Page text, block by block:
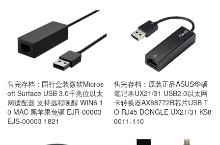
售完存档：国行盒装微软Micros
oft Surface USB 3.0千兆位以太
网适配器 支持远程唤醒 WIN8 1
0 MAC 黑苹果免驱 EJR-00003
EJS-00003 1821
售完存档：原装正品ASUS华硕
笔记本UX21/31 USB2.0以太网
卡转换器AX88772B芯片USB T
O RJ45 DONGLE UX21/31 KS8
0011-110